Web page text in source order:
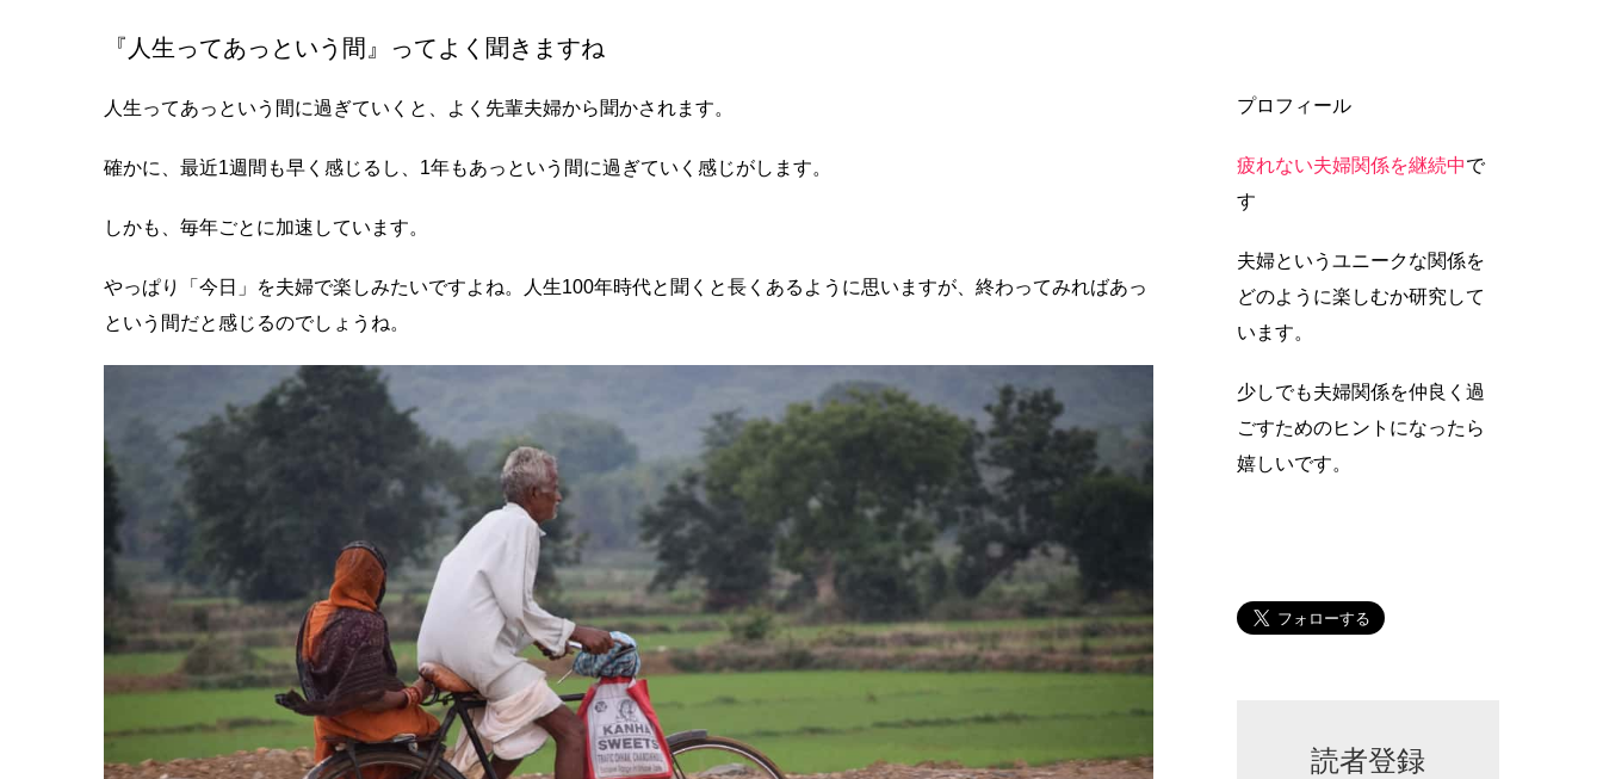
『人生ってあっという間』ってよく聞きますね
人生ってあっという間に過ぎていくと、よく先輩夫婦から聞かされます。
確かに、最近1週間も早く感じるし、1年もあっという間に過ぎていく感じがします。
しかも、毎年ごとに加速しています。
やっぱり「今日」を夫婦で楽しみたいですよね。人生100年時代と聞くと長くあるように思いますが、終わってみればあっ
という間だと感じるのでしょうね。
プロフィール
疲れない夫婦関係を継続中で
す
夫婦というユニークな関係を
どのように楽しむか研究して
います。
少しでも夫婦関係を仲良く過
ごすためのヒントになったら
嬉しいです。
読者登録